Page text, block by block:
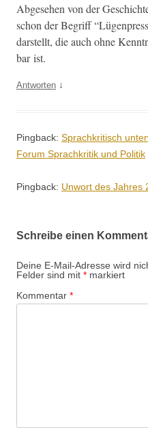
Abge­se­hen von der
schon der Begriff
darstellt, die auch ohne
bar ist.
Antworten ↓
Pingback: Sprachkritisch
Forum Sprachkritik und Politik
Pingback: Unwort des Jahres
Schreibe einen
Deine E-Mail-Adresse wird
Felder sind mit * markiert
Kommentar *